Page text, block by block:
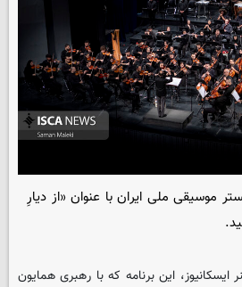
موسیقی ملی ایران با عنوان «از دیارِ
این برنامه که با رهبری همایون